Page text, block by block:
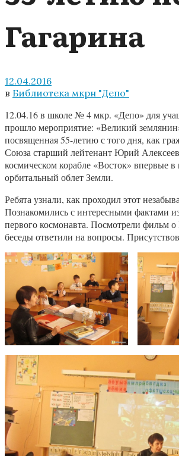
Гагарина
12.04.2016
в Библиотека мкрн "Депо"
12.04.16 в школе № 4 мкр. «Депо» для
прошло мероприятие: «Великий
посвященная 55-летию с того дня, как
Союза старший лейтенант Юрий
космическом корабле «Восток» впервые
орбитальный облет Земли.
Ребята узнали, как проходил этот
Познакомились с интересными фактами
первого космонавта. Посмотрели фильм
беседы ответили на вопросы.